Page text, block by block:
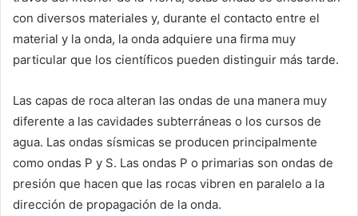
con diversos materiales y, durante el contacto entre el
material y la onda, la onda adquiere una firma muy
particular que los científicos pueden distinguir más tarde.
Las capas de roca alteran las ondas de una manera muy
diferente a las cavidades subterráneas o los cursos de
agua. Las ondas sísmicas se producen principalmente
como ondas P y S. Las ondas P o primarias son ondas de
presión que hacen que las rocas vibren en paralelo a la
dirección de propagación de la onda.